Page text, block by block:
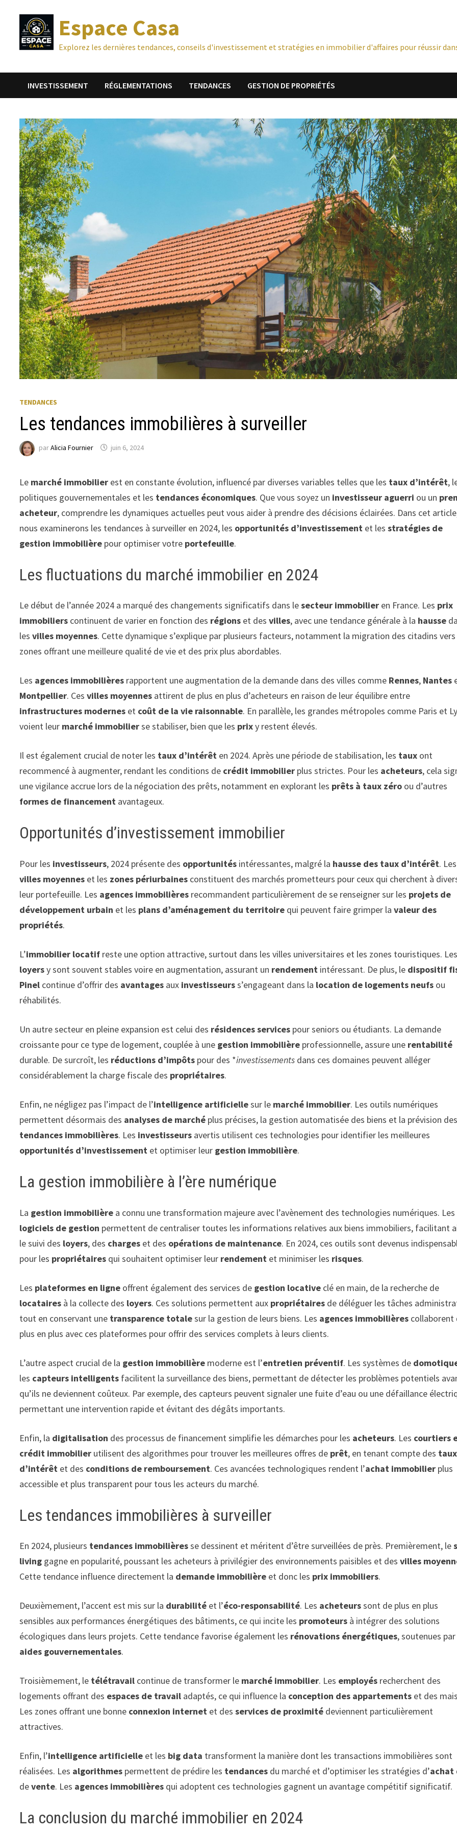
contenu
Espace Casa
Explorez les dernières tendances, conseils d'investissement et stratégies en immobilier d'affaires pour réussir
INVESTISSEMENT RÉGLEMENTATIONS TENDANCES GESTION DE PROPRIÉTÉS
TENDANCES
Les tendances immobilières à surveiller
parAlicia Fournier juin 6, 2024
Le marché immobilier est en constante évolution, influencé par diverses variables telles que les taux d’intérêt,
politiques gouvernementales et les tendances économiques. Que vous soyez un investisseur aguerri ou un
acheteur, comprendre les dynamiques actuelles peut vous aider à prendre des décisions éclairées. Dans cet
nous examinerons les tendances à surveiller en 2024, les opportunités d’investissement et lesstratégies de
gestion immobilière pour optimiser votre portefeuille.
Les fluctuations du marché immobilier en 2024
Le début de l’année 2024 a marqué des changements significatifs dans lesecteur immobilier en France. Les prix
immobiliers continuent de varier en fonction des régions et desvilles, avec une tendance générale à la hausse
lesvilles moyennes. Cette dynamique s’explique par plusieurs facteurs, notamment la migration des citadins vers
zones offrant une meilleure qualité de vie et des prix plus abordables.
Les agences immobilières rapportent une augmentation de la demande dans des villes comme Rennes, Nantes
Montpellier. Cesvilles moyennes attirent de plus en plus d’acheteurs en raison de leur équilibre entre
infrastructures modernes et coût de la vie raisonnable. En parallèle, les grandes métropoles comme Paris et
voient leur marché immobilierse stabiliser, bien que les prixy restent élevés.
Il est également crucial de noter les taux d’intérêt en 2024. Après une période de stabilisation, les taux ont
recommencé à augmenter, rendant les conditions de crédit immobilier plus strictes. Pour les acheteurs, cela
une vigilance accrue lors de la négociation des prêts, notamment en explorant les prêts à taux zéro ou d’autres
formes de financement avantageux.
Opportunités d’investissement immobilier
Pour les investisseurs, 2024 présente des opportunités intéressantes, malgré la hausse des taux d’intérêt. Les
villes moyennes et les zones périurbaines constituent des marchés prometteurs pour ceux qui cherchent à
leur portefeuille. Les agences immobilières recommandent particulièrement de se renseigner sur les projets de
développement urbain et les plans d’aménagement du territoire qui peuvent faire grimper lavaleur des
propriétés.
L’immobilier locatif reste une option attractive, surtout dans les villes universitaires et les zones touristiques. Les
loyersy sont souvent stables voire en augmentation, assurant un rendement intéressant. De plus, le dispositif
Pinel continue d’offrir des avantages aux investisseurss’engageant dans la location de logements neufs ou
réhabilités.
Un autre secteur en pleine expansion est celui des résidences services pour seniors ou étudiants. La demande
croissante pour ce type de logement, couplée à une gestion immobilière professionnelle, assure une rentabilité
durable. De surcroît, les réductions d’impôts pour des *investissements dans ces domaines peuvent alléger
considérablement la charge fiscale des propriétaires.
Enfin, ne négligez pas l’impact de l’intelligence artificiellesur le marché immobilier. Les outils numériques
permettent désormais des analyses de marché plus précises, la gestion automatisée des biens et la prévision des
tendances immobilières. Les investisseurs avertis utilisent ces technologies pour identifier les meilleures
opportunités d’investissement et optimiser leur gestion immobilière.
La gestion immobilière à l’ère numérique
La gestion immobilière a connu une transformation majeure avec l’avènement des technologies numériques. Les
logiciels de gestion permettent de centraliser toutes les informations relatives aux biens immobiliers, facilitant
le suivi des loyers, des charges et des opérations de maintenance. En 2024, ces outils sont devenus
pour les propriétaires qui souhaitent optimiser leur rendement et minimiser les risques.
Les plateformes en ligne offrent également des services de gestion locative clé en main, de la recherche de
locataires à la collecte des loyers. Ces solutions permettent aux propriétaires de déléguer les tâches
tout en conservant une transparence totalesur la gestion de leurs biens. Les agences immobilières collaborent
plus en plus avec ces plateformes pour offrir des services complets à leurs clients.
L’autre aspect crucial de la gestion immobilière moderne est l’entretien préventif. Les systèmes de
les capteurs intelligents facilitent la surveillance des biens, permettant de détecter les problèmes potentiels
qu’ils ne deviennent coûteux. Par exemple, des capteurs peuvent signaler une fuite d’eau ou une défaillance
permettant une intervention rapide et évitant des dégâts importants.
Enfin, la digitalisation des processus de financement simplifie les démarches pour les acheteurs. Les courtiers
crédit immobilier utilisent des algorithmes pour trouver les meilleures offres de prêt, en tenant compte des taux
d’intérêt et des conditions de remboursement. Ces avancées technologiques rendent l’achat immobilier plus
accessible et plus transparent pour tous les acteurs du marché.
Les tendances immobilières à surveiller
En 2024, plusieurs tendances immobilièresse dessinent et méritent d’être surveillées de près. Premièrement, le
living gagne en popularité, poussant les acheteurs à privilégier des environnements paisibles et desvilles
Cette tendance influence directement la demande immobilière et donc les prix immobiliers.
Deuxièmement, l’accent est mis sur la durabilité et l’éco-responsabilité. Les acheteurssont de plus en plus
sensibles aux performances énergétiques des bâtiments, ce qui incite les promoteurs à intégrer des solutions
écologiques dans leurs projets. Cette tendance favorise également les rénovations énergétiques, soutenues
aides gouvernementales.
Troisièmement, le télétravail continue de transformer le marché immobilier. Les employés recherchent des
logements offrant des espaces de travail adaptés, ce qui influence la conception des appartements et des
Les zones offrant une bonne connexion internet et desservices de proximité deviennent particulièrement
attractives.
Enfin, l’intelligence artificielle et les big data transforment la manière dont les transactions immobilières sont
réalisées. Les algorithmes permettent de prédire les tendances du marché et d’optimiser les stratégies d’achat
devente. Les agences immobilières qui adoptent ces technologies gagnent un avantage compétitif significatif.
La conclusion du marché immobilier en 2024